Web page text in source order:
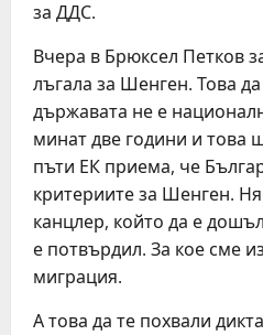
за ДДС.
Вчера в Брюксел Петков
лъгала за Шенген. Това
държавата не е
минат две години и това
пъти ЕК приема, че
критериите за Шенген.
канцлер, който да е
е потвърдил. За кое сме
миграция.
А това да те похвали